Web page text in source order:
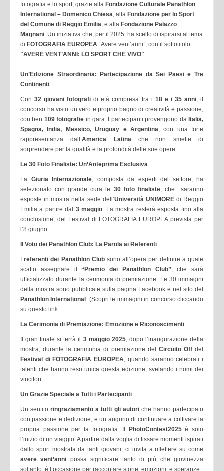
fotografia e lo sport, grazie alla Fondazione Culturale Panathlon
International – Domenico Chiesa , alla Fondazione per lo Sport
del Comune di Reggio Emilia , e alla Fondazione Palazzo
Magnani . Un’iniziativa che, per il 2025, ha scelto di ispirarsi al tema
di FOTOGRAFIA EUROPEA “Avere vent’anni”, con il sottotitolo
"AVERE VENT’ANNI: LO SPORT CHE VIVO"
Un’Edizione Straordinaria: Partecipazione da Sei Paesi e Tre
Continenti
Con32 giovani fotografi di età compresa tra i 18 e i 35 anni, il
concorso ha visto un vero e proprio bagno di creatività e passione,
con ben 109 fotografie in gara. I partecipanti provengono daItalia,
Spagna, India, Messico, Uruguay e Argentina , con una forte
rappresentanza dall’America Latina che non smette di
sorprendere per la qualità e la profondità delle sue opere.
Le 30 Foto Finaliste: Un’Anteprima Esclusiva
La Giuria Internazionale , composta da esperti del settore, ha
selezionato con grande cura le 30 foto finaliste, che saranno
esposte in mostra nella sede dell’Università UNIMORE di Reggio
Emilia a partire dal 3 maggio . La mostra resterà esposta fino alla
conclusione, del Festival di FOTOGRAFIA EUROPEA prevista per
l’8 giugno.
Il Voto dei Panathlon Club: La Parola ai Referenti
I referenti dei Panathlon Clubsono all’opera per definire a quale
scatto assegnare il “Premio dei Panathlon Club” , che sarà
ufficializzato durante la cerimonia di premiazione. Le 30 immagini
della mostra sono pubblicate sulla pagina Facebook e nel sito del
Panathlon International . (Scopri le immagini in concorso cliccando
su questo link
La Cerimonia di Premiazione: Emozione e Riconoscimenti
Il gran finale si terrà il 3 maggio 2025, dopo l’inaugurazione della
mostra, durante la cerimonia di premiazione del Circuito Offdel
Festival di FOTOGRAFIA EUROPEA , quando saranno celebrati i
talenti che hanno reso unica questa edizione, svelando i nomi dei
vincitori.
Un Grazie Speciale a Tutti i Partecipanti
Un sentitoringraziamento a tutti gli autoriche hanno partecipato
con passione e dedizione, e un augurio di continuare a coltivare la
propria passione per la fotografia. Il PhotoContest2025è solo
l’inizio di un viaggio. A partire dalla voglia di fissare momenti ispirati
dallo sport mostrata da tanti giovani, ci invita a riflettere su come
avere vent’anni possa significare tanto di più che giovinezza
soltanto: è l’occasione per raccontare storie, emozioni, e speranze.